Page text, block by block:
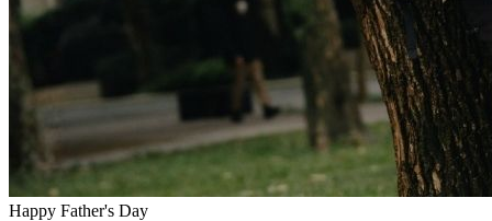
Happy Father's Day